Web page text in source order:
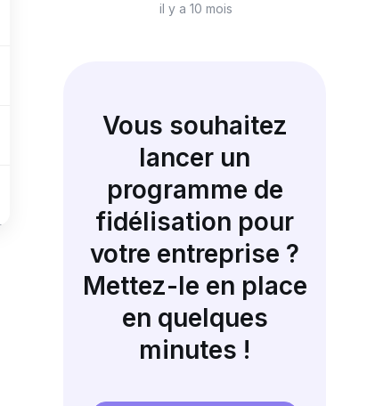
il y a 10 mois
Vous souhaitez
lancer un
programme de
fidélisation pour
votre entreprise ?
Mettez-le en place
en quelques
minutes !